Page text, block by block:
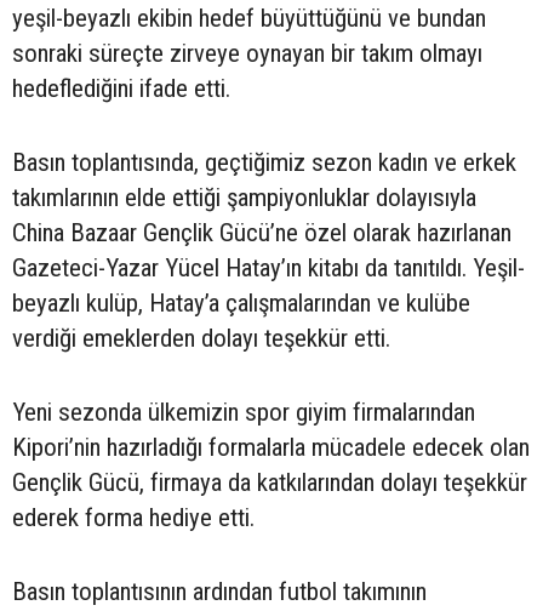
yeşil-beyazlı ekibin hedef büyüttüğünü ve bundan
sonraki süreçte zirveye oynayan bir takım olmayı
hedeflediğini ifade etti.
Basın toplantısında, geçtiğimiz sezon kadın ve erkek
takımlarının elde ettiği şampiyonluklar dolayısıyla
China Bazaar Gençlik Gücü’ne özel olarak hazırlanan
Gazeteci-Yazar Yücel Hatay’ın kitabı da tanıtıldı. Yeşil-
beyazlı kulüp, Hatay’a çalışmalarından ve kulübe
verdiği emeklerden dolayı teşekkür etti.
Yeni sezonda ülkemizin spor giyim firmalarından
Kipori’nin hazırladığı formalarla mücadele edecek olan
Gençlik Gücü, firmaya da katkılarından dolayı teşekkür
ederek forma hediye etti.
Basın toplantısının ardından futbol takımının